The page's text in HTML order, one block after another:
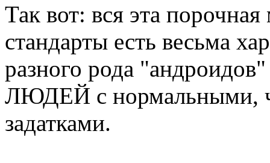
Так вот: вся эта
стандарты есть весьма
разного рода
ЛЮДЕЙ с нормальными,
задатками.